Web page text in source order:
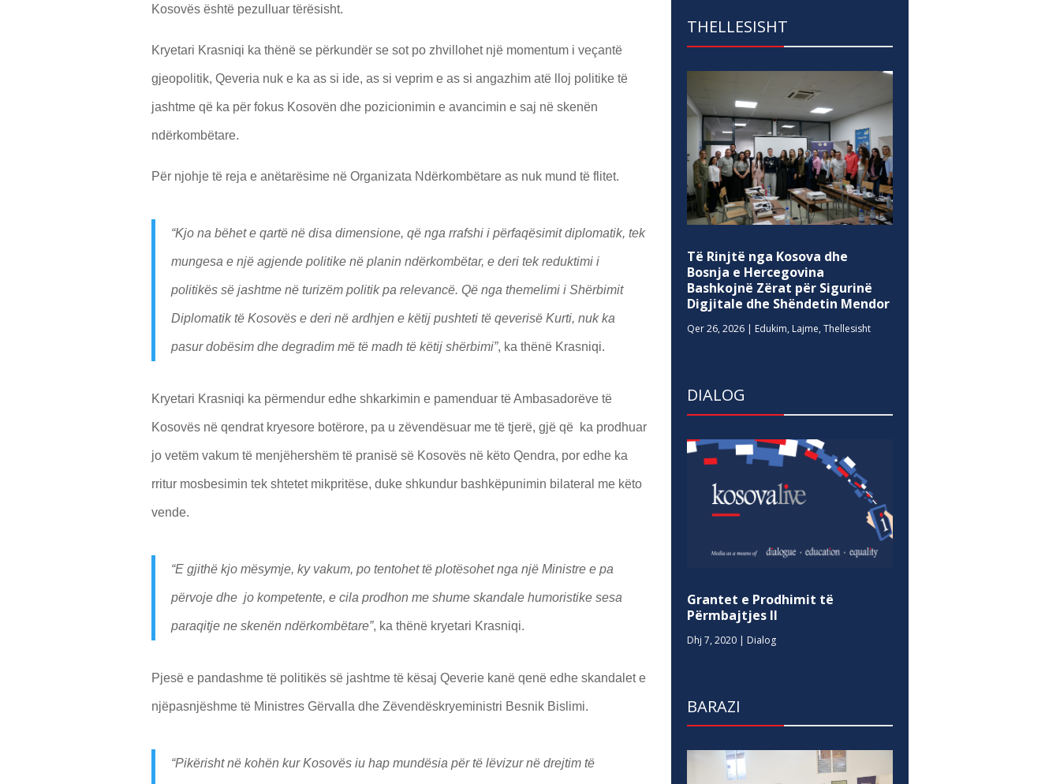
Kosovës është pezulluar tërësisht.
Kryetari Krasniqi ka thënë se përkundër se sot po zhvillohet një momentum i veçantë
gjeopolitik, Qeveria nuk e ka as si ide, as si veprim e as si angazhim atë lloj politike të
jashtme që ka për fokus Kosovën dhe pozicionimin e avancimin e saj në skenën
ndërkombëtare.
Për njohje të reja e anëtarësime në Organizata Ndërkombëtare as nuk mund të flitet.
“Kjo na bëhet e qartë në disa dimensione, që nga rrafshi i përfaqësimit diplomatik, tek
mungesa e një agjende politike në planin ndërkombëtar, e deri tek reduktimi i
politikës së jashtme në turizëm politik pa relevancë. Që nga themelimi i Shërbimit
Diplomatik të Kosovës e deri në ardhjen e këtij pushteti të qeverisë Kurti, nuk ka
pasur dobësim dhe degradim më të madh të këtij shërbimi”, ka thënë Krasniqi.
Kryetari Krasniqi ka përmendur edhe shkarkimin e pamenduar të Ambasadorëve të
Kosovës në qendrat kryesore botërore, pa u zëvendësuar me të tjerë, gjë që ka prodhuar
jo vetëm vakum të menjëhershëm të pranisë së Kosovës në këto Qendra, por edhe ka
rritur mosbesimin tek shtetet mikpritëse, duke shkundur bashkëpunimin bilateral me këto
vende.
“E gjithë kjo mësymje, ky vakum, po tentohet të plotësohet nga një Ministre e pa
përvoje dhe jo kompetente, e cila prodhon me shume skandale humoristike sesa
paraqitje ne skenën ndërkombëtare”, ka thënë kryetari Krasniqi.
Pjesë e pandashme të politikës së jashtme të kësaj Qeverie kanë qenë edhe skandalet e
njëpasnjëshme të Ministres Gërvalla dhe Zëvendëskryeministri Besnik Bislimi.
“Pikërisht në kohën kur Kosovës iu hap mundësia për të lëvizur në drejtim të
THELLESISHT
Të Rinjtë nga Kosova dhe
Bosnja e Hercegovina
Bashkojnë Zërat për Sigurinë
Digjitale dhe Shëndetin Mendor
Qer 26, 2026 | Edukim, Lajme,Thellesisht
DIALOG
Grantet e Prodhimit të
Përmbajtjes II
Dhj 7, 2020 | Dialog
BARAZI